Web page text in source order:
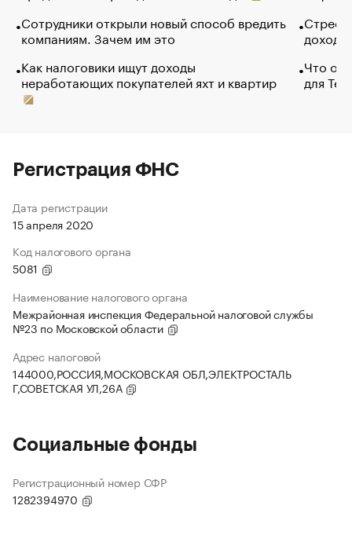
Сотрудники открыли новый способ вредить
компаниям. Зачем им это
Как налоговики ищут доходы
неработающих покупателей яхт и квартир
Что
для
Регистрация ФНС
Дата регистрации
15 апреля 2020
Код налогового органа
5081
Наименование налогового органа
Межрайонная инспекция Федеральной налоговой службы
№23 по Московской области
Адрес налоговой
144000,РОССИЯ,МОСКОВСКАЯ ОБЛ,ЭЛЕКТРОСТАЛЬ
Г,СОВЕТСКАЯ УЛ,26А
Социальные фонды
Регистрационный номер СФР
1282394970